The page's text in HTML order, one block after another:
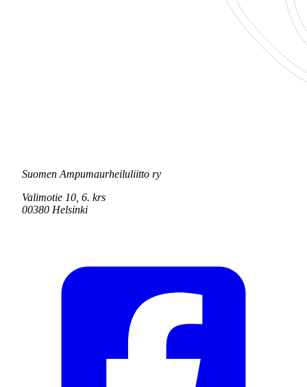
Suomen Ampumaurheiluliitto ry
Valimotie 10, 6. krs
00380 Helsinki